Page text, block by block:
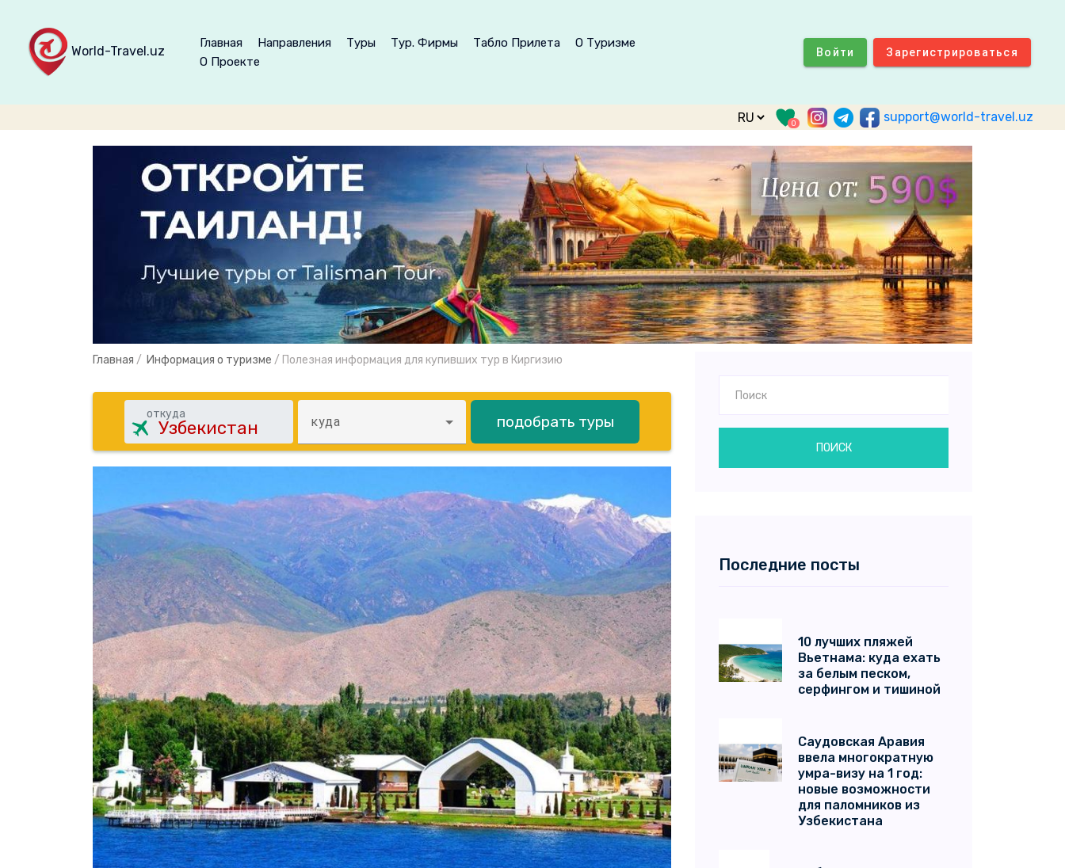
World-Travel.uz
Главная Направления Туры Тур. Фирмы Табло Прилета
О Туризме
О Проекте
Войти Зарегистрироваться
0 support@world-travel.uz
Главная / Информация о туризме / Полезная информация для купивших тур в Киргизию
откуда
куда подобрать туры
ПОИСК
Последние посты
10 лучших пляжей
Вьетнама: куда ехать
за белым песком,
серфингом и тишиной
Саудовская Аравия
ввела многократную
умра-визу на 1 год:
новые возможности
для паломников из
Узбекистана